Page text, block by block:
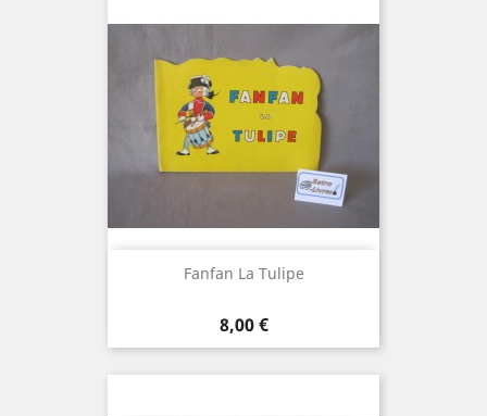
Fanfan La Tulipe
Prix
8,00 €